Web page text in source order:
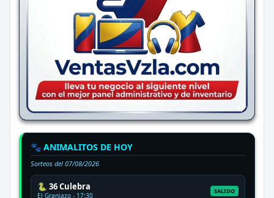
🐾 ANIMALITOS DE HOY
Sorteos del 07/08/2026
🐍 36 Culebra
El Granjazo - 17:30
SALIDO